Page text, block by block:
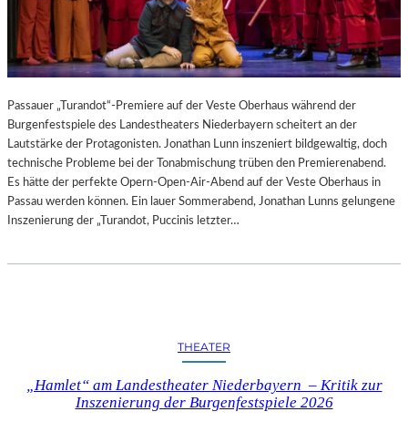
Passauer „Turandot“-Premiere auf der Veste Oberhaus während der
Burgenfestspiele des Landestheaters Niederbayern scheitert an der
Lautstärke der Protagonisten. Jonathan Lunn inszeniert bildgewaltig, doch
technische Probleme bei der Tonabmischung trüben den Premierenabend.
Es hätte der perfekte Opern-Open-Air-Abend auf der Veste Oberhaus in
Passau werden können. Ein lauer Sommerabend, Jonathan Lunns gelungene
Inszenierung der „Turandot, Puccinis letzter…
THEATER
„Hamlet“ am Landestheater Niederbayern – Kritik zur
Inszenierung der Burgenfestspiele 2026